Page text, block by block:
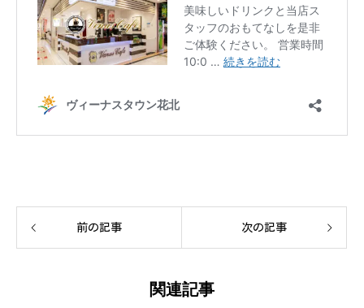
前の記事 次の記事
関連記事